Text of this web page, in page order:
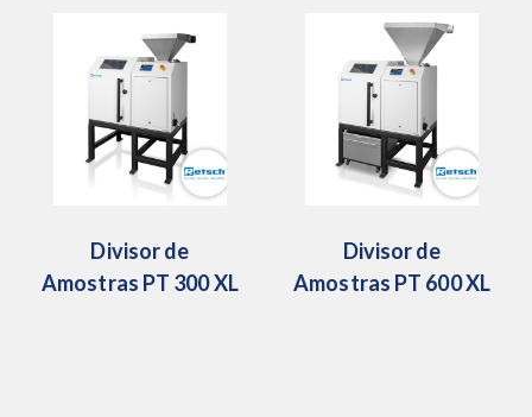
Divisor de
Amostras PT 300 XL
Divisor de
Amostras PT 600 XL